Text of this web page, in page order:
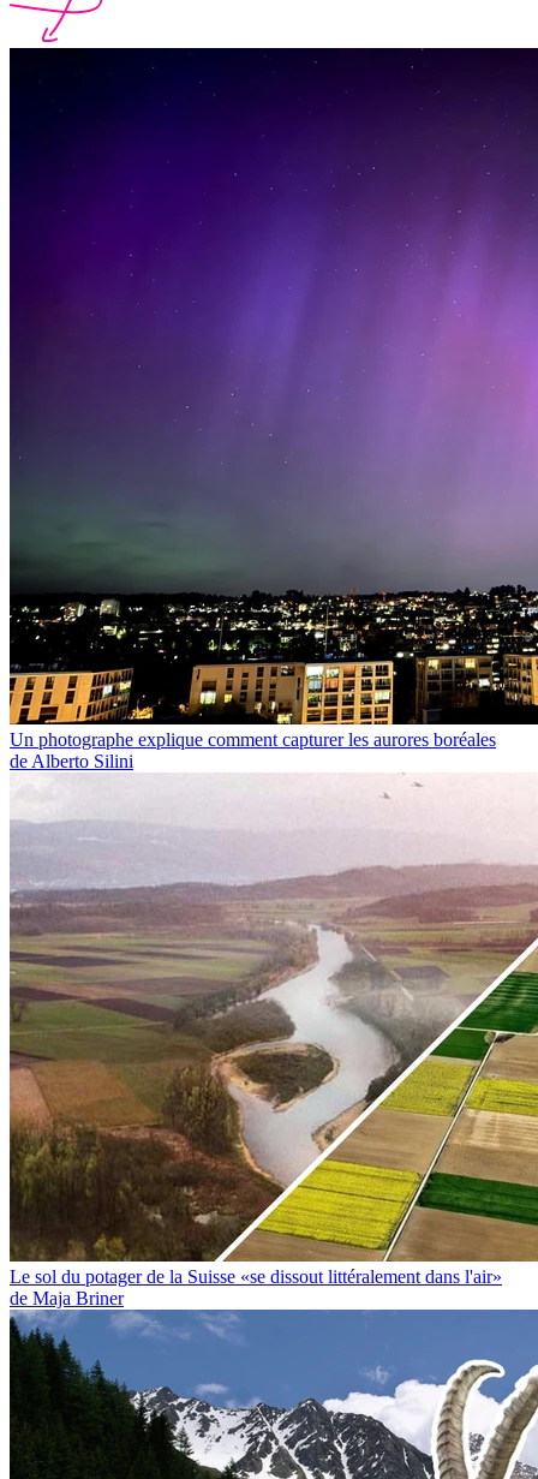
Un photographe explique comment capturer les aurores boréales
de Alberto Silini
Le sol du potager de la Suisse «se dissout littéralement dans l'air»
de Maja Briner